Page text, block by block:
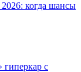
когда шансы
гиперкар с